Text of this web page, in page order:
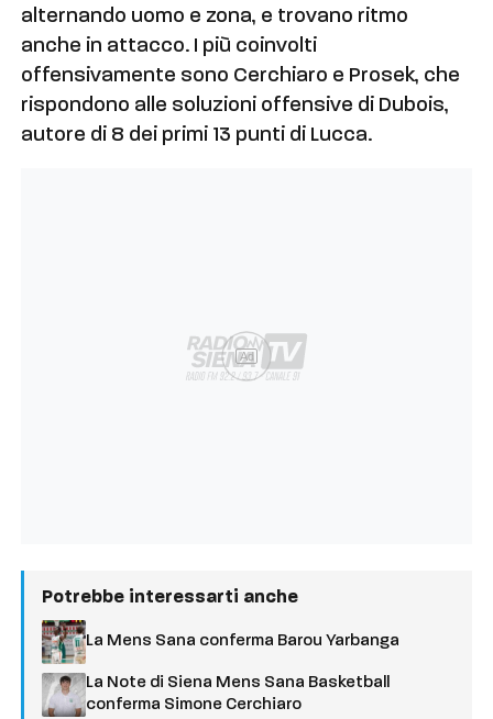
alternando uomo e zona, e trovano ritmo
anche in attacco. I più coinvolti
offensivamente sono Cerchiaro e Prosek, che
rispondono alle soluzioni offensive di Dubois,
autore di 8 dei primi 13 punti di Lucca.
Ad
Potrebbe interessarti anche
La Mens Sana conferma Barou Yarbanga
La Note di Siena Mens Sana Basketball
conferma Simone Cerchiaro